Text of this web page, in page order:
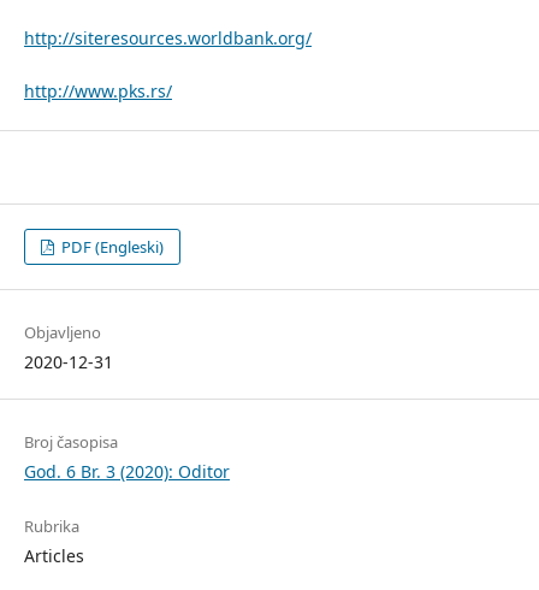
http://siteresources.worldbank.org/
http://www.pks.rs/
PDF (Engleski)
Objavljeno
2020-12-31
Broj časopisa
God. 6 Br. 3 (2020): Oditor
Rubrika
Articles